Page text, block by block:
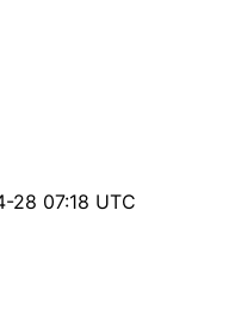
28 07:18 UTC